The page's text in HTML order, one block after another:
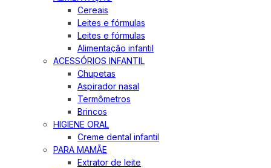
Cereais
Leites e fórmulas
Leites e fórmulas
Alimentação infantil
ACESSÓRIOS INFANTIL
Chupetas
Aspirador nasal
Termômetros
Brincos
HIGIENE ORAL
Creme dental infantil
PARA MAMÃE
Extrator de leite